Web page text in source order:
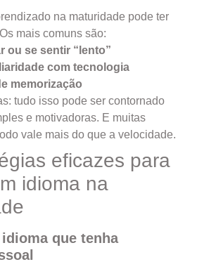
na maturidade pode ter
mais comuns são:
ou se sentir “lento”
com tecnologia
memorização
tudo isso pode ser contornado
e motivadoras. E muitas
vale mais do que a velocidade.
eficazes para
idioma na
que tenha